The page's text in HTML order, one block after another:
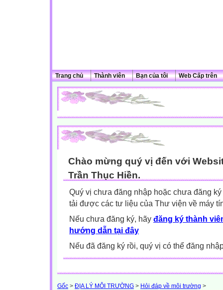
Trang chủ Thành viên Bạn của tôi Web Cấp trên
Chào mừng quý vị đến với
Trần Thục Hiền.
Quý vị chưa đăng nhập hoặc chưa đăng
tải được các tư liệu của Thư viện về máy
Nếu chưa đăng ký, hãy đăng ký thành
hướng dẫn tại đây
Nếu đã đăng ký rồi, quý vị có thể đăng
Gốc > ĐỊA LÝ MÔI TRƯỜNG > Hỏi đáp về môi trường >